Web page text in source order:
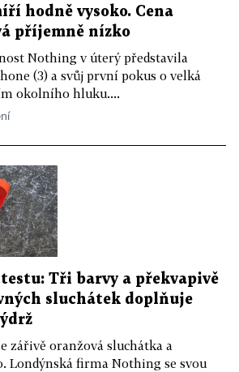
hodně vysoko. Cena
příjemně nízko
Nothing v úterý představila
(3) a svůj první pokus o velká
okolního hluku....
testu: Tři barvy a překvapivě
sluchátek doplňuje
zářivě oranžová sluchátka a
Londýnská firma Nothing se svou